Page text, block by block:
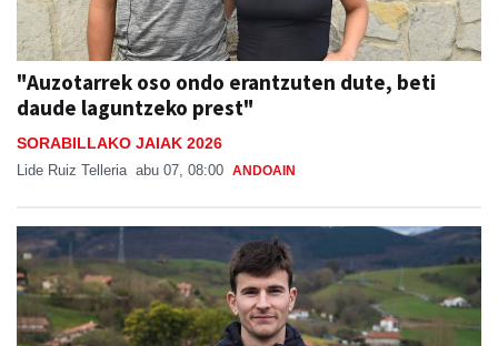
"Auzotarrek oso ondo erantzuten dute, beti
daude laguntzeko prest"
SORABILLAKO JAIAK 2026
Lide Ruiz Telleria abu 07, 08:00 ANDOAIN